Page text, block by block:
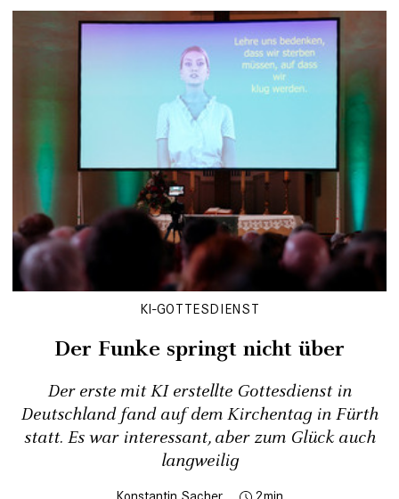
KI-GOTTESDIENST
Der Funke springt nicht über
Der erste mit KI erstellte Gottesdienst in
Deutschland fand auf dem Kirchentag in Fürth
statt. Es war interessant, aber zum Glück auch
langweilig